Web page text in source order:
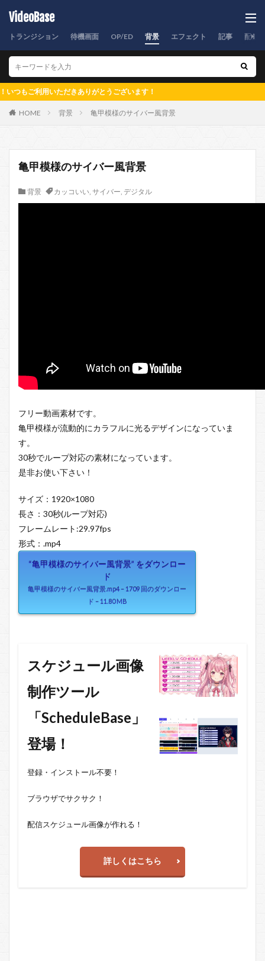
VideoBase
トランジション 待機画面 OP/ED 背景 エフェクト 記事 配信
用いただきありがとうございます！
HOME 背景 亀甲模様のサイバー風背景
亀甲模様のサイバー風背景
背景 カッコいい, サイバー, デジタル
フリー動画素材です。
亀甲模様が流動的にカラフルに光るデザインになっていま
す。
30秒でループ対応の素材になっています。
是非お使い下さい！
サイズ：1920×1080
長さ：30秒(ループ対応)
フレームレート:29.97fps
形式：.mp4
“亀甲模様のサイバー風背景” をダウンロー
ド
亀甲模様のサイバー風背景.mp4 – 1709 回のダウンロー
ド – 11.80 MB
スケジュール画像
制作ツール
「ScheduleBase」
登場！
登録・インストール不要！
ブラウザでサクサク！
配信スケジュール画像が作れる！
詳しくはこちら